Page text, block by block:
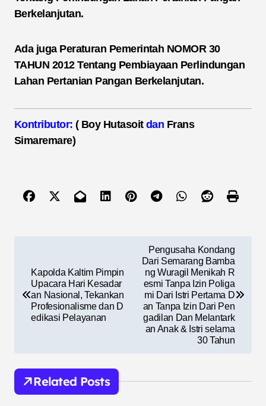
Berkelanjutan.
Ada juga Peraturan Pemerintah NOMOR 30
TAHUN 2012 Tentang Pembiayaan Perlindungan
Lahan Pertanian Pangan Berkelanjutan.
Kontributor: ( Boy Hutasoit dan Frans
Simaremare)
Kapolda Kaltim Pimpin
Upacara Hari Kesadar
an Nasional, Tekankan
Profesionalisme dan D
edikasi Pelayanan
Pengusaha Kondang
Dari Semarang Bamba
ng Wuragil Menikah R
esmi Tanpa Izin Poliga
mi Dari Istri Pertama D
an Tanpa Izin Dari Pen
gadilan Dan Melantark
an Anak & Istri selama
30 Tahun
Related Posts